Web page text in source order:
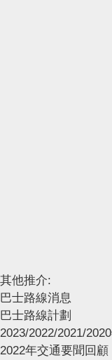
其他推介:
巴士路線消息
巴士路線計劃
2023/2022/2021/
2022年交通要聞回顧